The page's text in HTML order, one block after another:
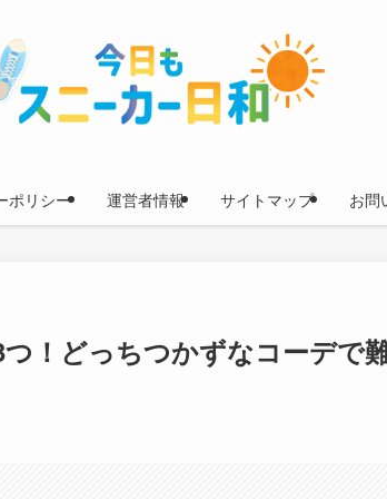
ポリシー 運営者情報 サイトマップ お問
！どっちつかずなコーデで